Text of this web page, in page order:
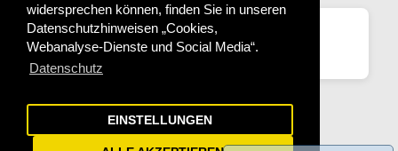
widersprechen können, finden Sie in unseren
Datenschutzhinweisen „Cookies,
Webanalyse-Dienste und Social Media“.
Datenschutz
EINSTELLUNGEN
⭐Alles super
0***n
99.7%positive Bewertungen